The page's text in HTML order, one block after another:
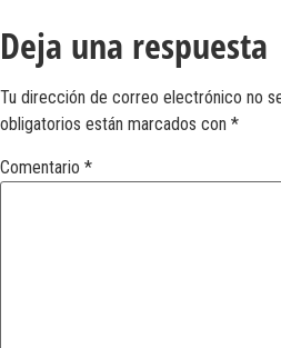
Deja una respuesta
Tu dirección de correo electrónico no
obligatorios están marcados con *
Comentario *